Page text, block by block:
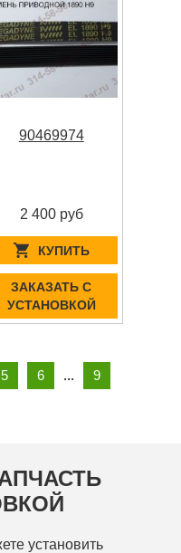
90469974
2 400 руб
КУПИТЬ
ЗАКАЗАТЬ С
УСТАНОВКОЙ
5 6 ... 9
установить